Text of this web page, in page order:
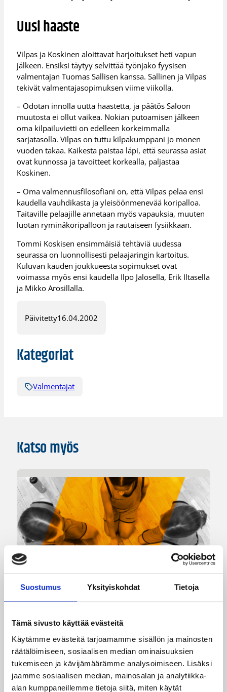
Suostumus Yksityiskohdat Tietoja
Tämä sivusto käyttää evästeitä
Käytämme evästeitä tarjoamamme sisällön ja mainosten
räätälöimiseen, sosiaalisen median ominaisuuksien
tukemiseen ja kävijämäärämme analysoimiseen. Lisäksi
jaamme sosiaalisen median, mainosalan ja analytiikka-
alan kumppaneillemme tietoja siitä, miten käytät
Uusi haaste
Vilpas ja Koskinen aloittavat harjoitukset heti vapun
jälkeen. Ensiksi täytyy selvittää työnjako fyysisen
valmentajan Tuomas Sallisen kanssa. Sallinen ja Vilpas
tekivät valmentajasopimuksen viime viikolla.
– Odotan innolla uutta haastetta, ja päätös Saloon
muutosta ei ollut vaikea. Nokian putoamisen jälkeen
oma kilpailuvietti on edelleen korkeimmalla
sarjatasolla. Vilpas on tuttu kilpakumppani jo monen
vuoden takaa. Kaikesta paistaa läpi, että seurassa asiat
ovat kunnossa ja tavoitteet korkealla, paljastaa
Koskinen.
– Oma valmennusfilosofiani on, että Vilpas pelaa ensi
kaudella vauhdikasta ja yleisöönmenevää koripalloa.
Taitaville pelaajille annetaan myös vapauksia, muuten
luotan ryminäkoripalloon ja rautaiseen fysiikkaan.
Tommi Koskisen ensimmäisiä tehtäviä uudessa
seurassa on luonnollisesti pelaajaringin kartoitus.
Kuluvan kauden joukkueesta sopimukset ovat
voimassa myös ensi kaudella Ilpo Jalosella, Erik Iltasella
ja Mikko Arosillalla.
Päivitetty16.04.2002
Kategoriat
Valmentajat
Katso myös
Vielä ehdit hakea mukaan
Lastenvalmennusverkostoon
kaudelle 2026–2027!
Syksyllä 2026 käynnistyvään kolmanteen